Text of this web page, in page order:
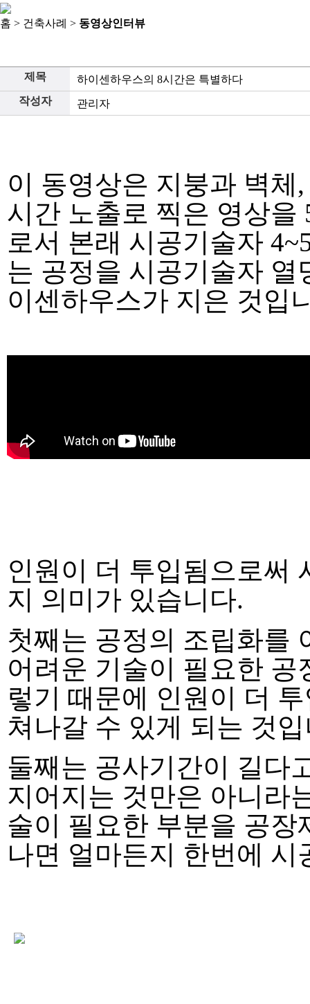
홈 > 건축사례 > 동영상인터뷰
제목
하이센하우스의 8시간은 특별하다
작성자
관리자
이 동영상은 지붕과 벽체
시간 노출로 찍은 영상을
로서 본래 시공기술자
는 공정을 시공기술자
이센하우스가 지은 것입
인원이 더 투입됨으로써
지 의미가 있습니다.
첫째는 공정의 조립화를
어려운 기술이 필요한
렇기 때문에 인원이 더
쳐나갈 수 있게 되는 것
둘째는 공사기간이 길다
지어지는 것만은 아니라
술이 필요한 부분을 공
나면 얼마든지 한번에